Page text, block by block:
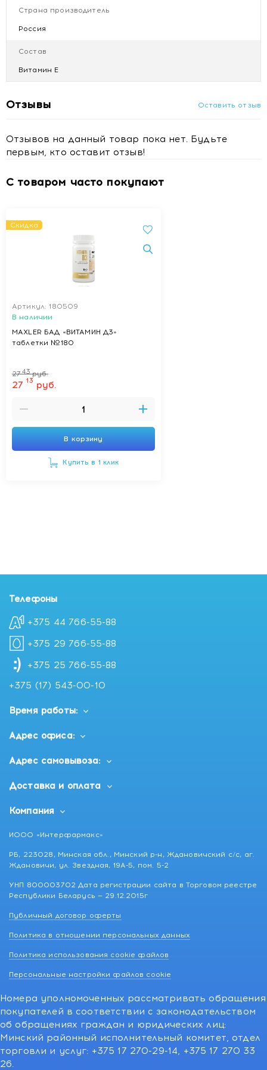
Минске
Страна производитель
Россия
Состав
Витамин Е
Отзывы Оставить отзыв
Отзывов на данный товар пока нет. Будьте
первым, кто оставит отзыв!
С товаром часто покупают
Скидка
Артикул: 180509
В наличии
MAXLER БАД «ВИТАМИН Д3»
таблетки №180
2743 руб.
27 13 руб.
В корзину
Купить в 1 клик
Телефоны
+375 44 766-55-88
+375 29 766-55-88
+375 25 766-55-88
+375 (17) 543-00-10
Время работы:
Адрес офиса:
Адрес самовывоза:
Доставка и оплата
Компания
ИООО «Интерфармакс»
РБ, 223028, Минская обл., Минский р-н, Ждановичский с/с, аг.
Ждановичи, ул. Звездная, 19А-5, пом. 5-2
УНП 800003702 Дата регистрации сайта в Торговом реестре
Республики Беларусь — 29.12.2015г
Публичный договор оферты
Политика в отношении персональных данных
Политика использования cookie файлов
Персональные настройки файлов cookie
Номера уполномоченных рассматривать обращения
покупателей в соответствии с законодательством
об обращениях граждан и юридических лиц:
Минский районный исполнительный комитет, отдел
торговли и услуг: +375 17 270-29-14, +375 17 270 33
26.